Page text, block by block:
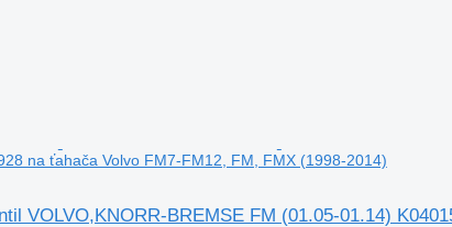
na ťahača Volvo FM7-FM12, FM, FMX (1998-2014)
VOLVO,KNORR-BREMSE FM (01.05-01.14)